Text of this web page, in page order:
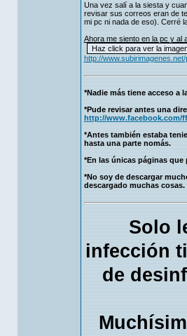
Una vez salí a la siesta y
revisar sus correos eran de
mi pc ni nada de eso). Cerré
Ahora me siento en la pc y al
http://
*Nadie más tiene acceso a
*Pude revisar antes una
http://www.facebook.com/
*Antes también estaba
hasta una parte nomás.
*En las únicas páginas
*No soy de descargar
descargado muchas cosas.
Solo
infección
de